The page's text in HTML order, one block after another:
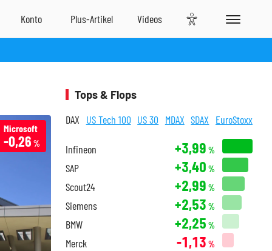
Microsoft
-0,26 %
Tops & Flops
DAX US Tech 100 US 30 MDAX SDAX EuroStoxx
Infineon +3,99 %
SAP +3,40 %
Scout24 +2,99 %
Siemens +2,53 %
BMW +2,25 %
Merck -1,13 %